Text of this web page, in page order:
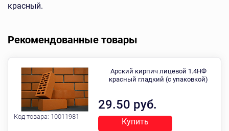
красный.
Рекомендованные товары
Код товара: 10011981
29.50 руб.
Арский кирпич лицевой 1.4НФ
красный гладкий (с упаковкой)
Купить